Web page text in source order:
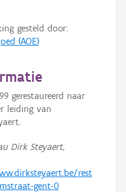
gesteld door:
(AOE)
gerestaureerd naar
leiding van
Dirk Steyaert,
rest
gent-0